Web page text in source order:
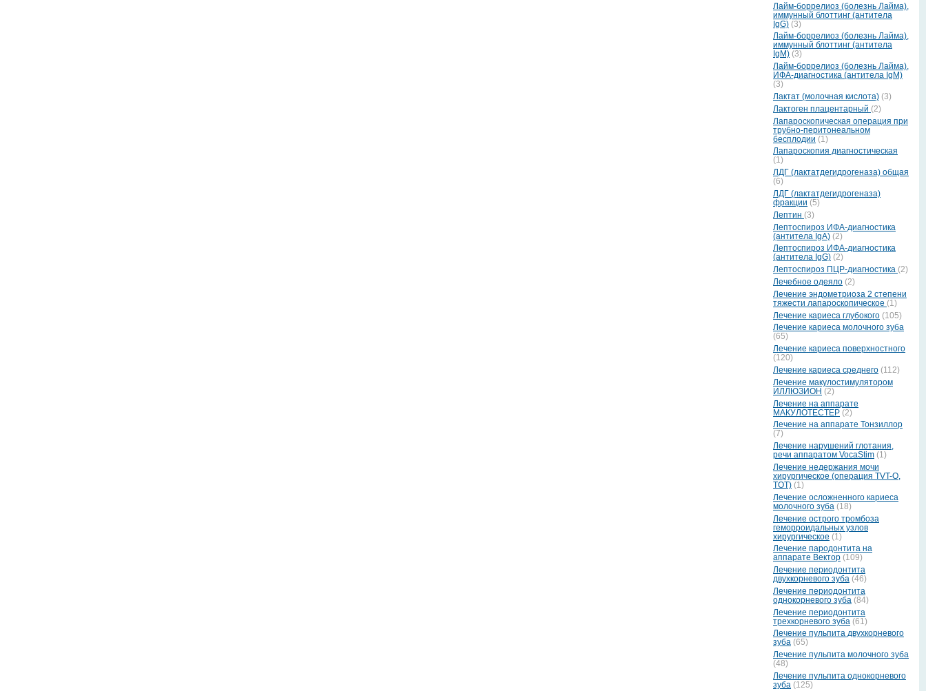
Лайм-боррелиоз (болезнь Лайма),
иммунный блоттинг (антитела
IgG) (3)
Лайм-боррелиоз (болезнь Лайма),
иммунный блоттинг (антитела
IgM) (3)
Лайм-боррелиоз (болезнь Лайма),
ИФА-диагностика (антитела IgM)
(3)
Лактат (молочная кислота) (3)
Лактоген плацентарный (2)
Лапароскопическая операция при
трубно-перитонеальном
бесплодии (1)
Лапароскопия диагностическая
(1)
ЛДГ (лактатдегидрогеназа) общая
(6)
ЛДГ (лактатдегидрогеназа)
фракции (5)
Лептин (3)
Лептоспироз ИФА-диагностика
(антитела IgA) (2)
Лептоспироз ИФА-диагностика
(антитела IgG) (2)
Лептоспироз ПЦР-диагностика (2)
Лечебное одеяло (2)
Лечение эндометриоза 2 степени
тяжести лапароскопическое (1)
Лечение кариеса глубокого (105)
Лечение кариеса молочного зуба
(65)
Лечение кариеса поверхностного
(120)
Лечение кариеса среднего (112)
Лечение макулостимулятором
ИЛЛЮЗИОН (2)
Лечение на аппарате
МАКУЛОТЕСТЕР (2)
Лечение на аппарате Тонзиллор
(7)
Лечение нарушений глотания,
речи аппаратом VocaStim (1)
Лечение недержания мочи
хирургическое (операция TVT-O,
TOT) (1)
Лечение осложненного кариеса
молочного зуба (18)
Лечение острого тромбоза
геморроидальных узлов
хирургическое (1)
Лечение пародонтита на
аппарате Вектор (109)
Лечение периодонтита
двухкорневого зуба (46)
Лечение периодонтита
однокорневого зуба (84)
Лечение периодонтита
трехкорневого зуба (61)
Лечение пульпита двухкорневого
зуба (65)
Лечение пульпита молочного зуба
(48)
Лечение пульпита однокорневого
зуба (125)